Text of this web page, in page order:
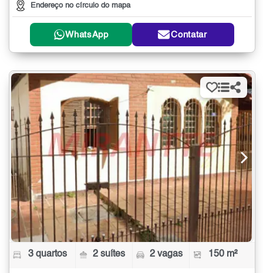
Endereço no círculo do mapa
WhatsApp Contatar
3 quartos 2 suítes 2 vagas 150 m²